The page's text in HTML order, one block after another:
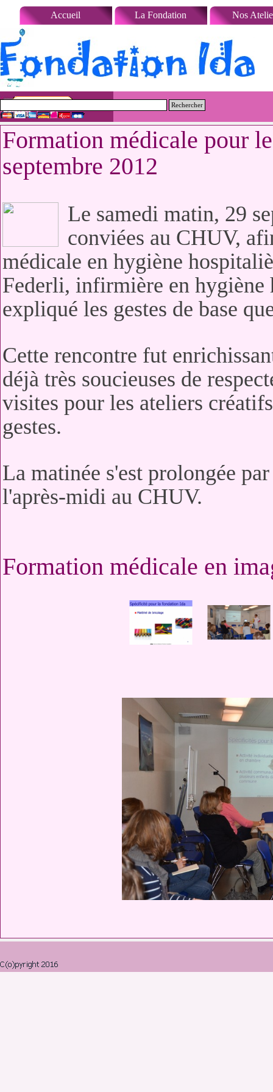
Aller au contenu
Rechercher
Accueil La Fondation Nos
Formation médicale pour
septembre 2012
Le samedi matin, 29
conviées au CHUV,
médicale en hygiène
Federli, infirmière en hygiène
expliqué les gestes de base
Cette rencontre fut
déjà très soucieuses de
visites pour les ateliers
gestes.
La matinée s'est prolongée
l'après-midi au CHUV.
Formation médicale en